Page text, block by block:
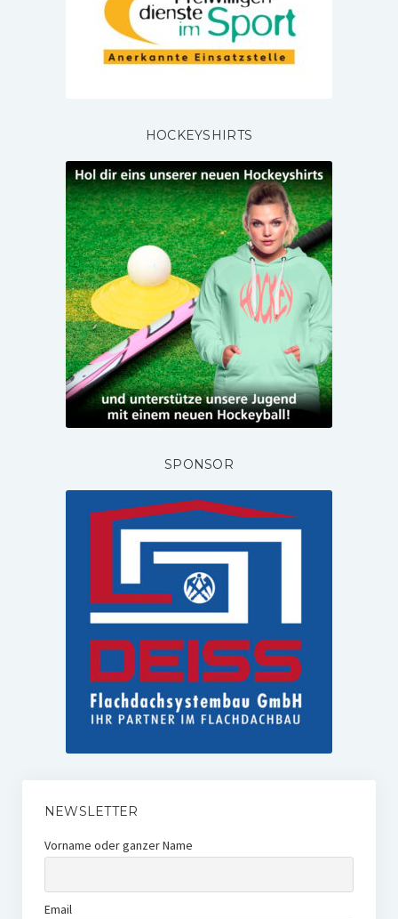
HOCKEYSHIRTS
SPONSOR
NEWSLETTER
Vorname oder ganzer Name
Email